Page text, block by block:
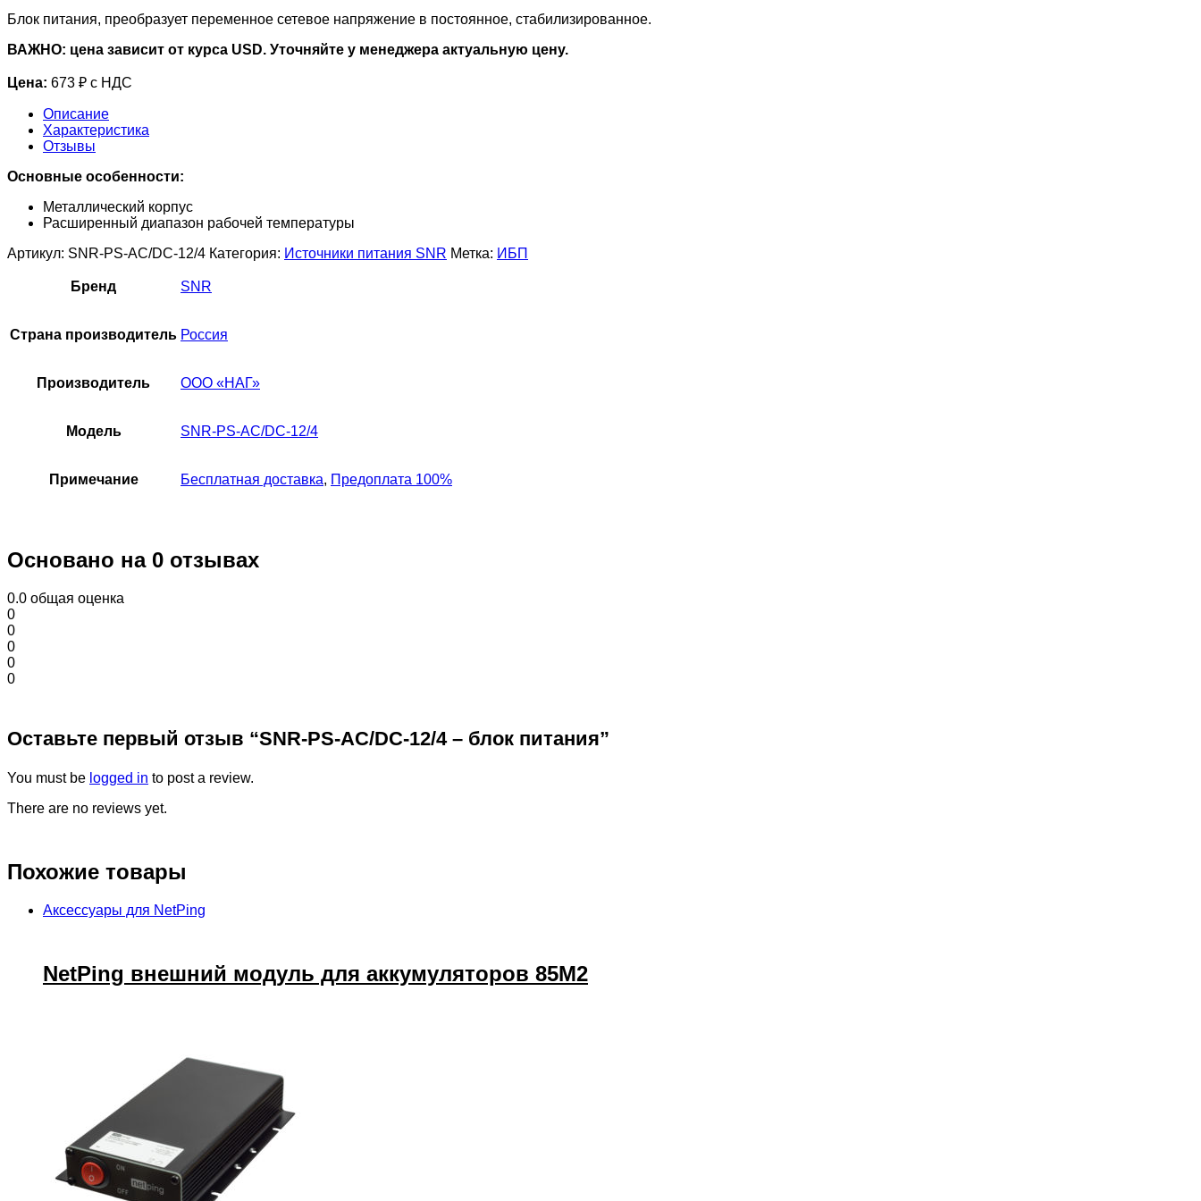
Блок питания, преобразует переменное сетевое напряжение в постоянное, стабилизированное.
ВАЖНО: цена зависит от курса USD. Уточняйте у менеджера актуальную цену.
Цена: 673 ₽ с НДС
Описание
Характеристика
Отзывы
Основные особенности:
Металлический корпус
Расширенный диапазон рабочей температуры
Артикул: SNR-PS-AC/DC-12/4 Категория: Источники питания SNR Метка: ИБП
Бренд SNR
Страна производитель Россия
Производитель ООО «НАГ»
Модель SNR-PS-AC/DC-12/4
Примечание Бесплатная доставка, Предоплата 100%
Основано на 0 отзывах
0.0 общая оценка
0
0
0
0
0
Оставьте первый отзыв “SNR-PS-AC/DC-12/4 – блок питания”
You must be logged in to post a review.
There are no reviews yet.
Похожие товары
Аксессуары для NetPing
NetPing внешний модуль для аккумуляторов 85M2